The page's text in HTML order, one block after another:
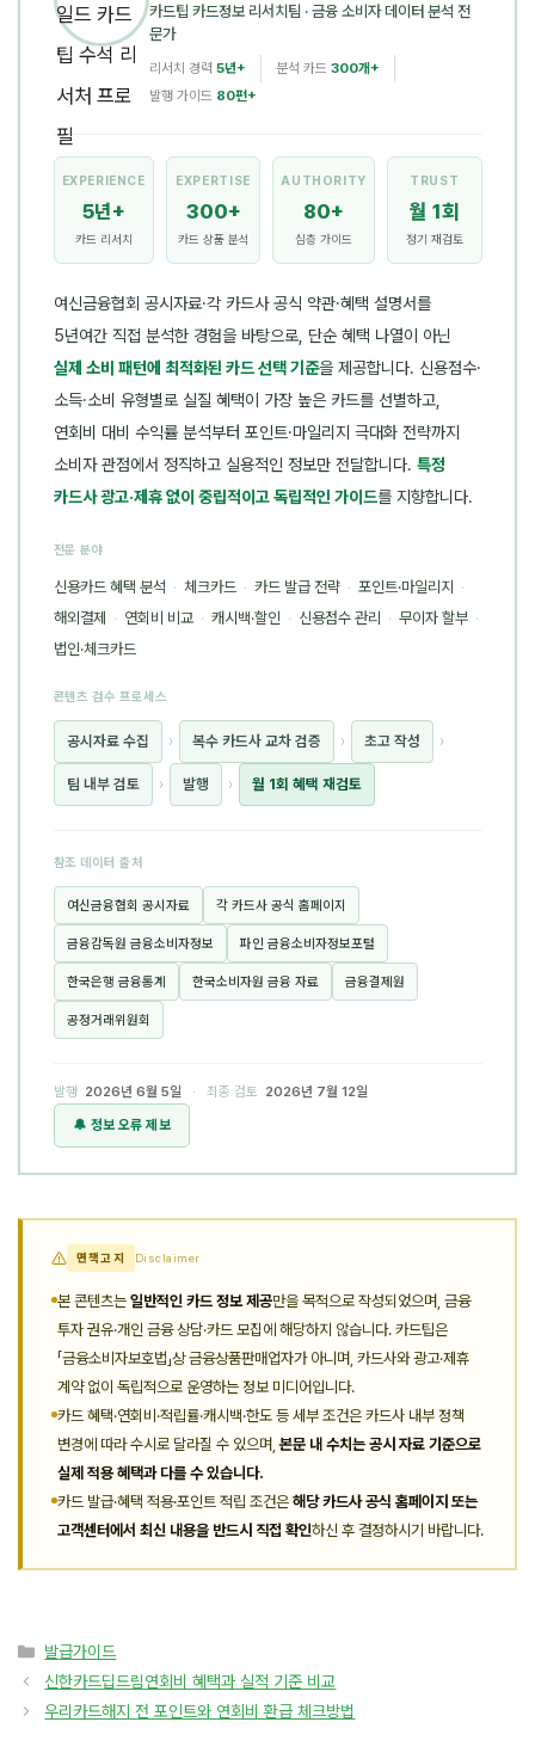
카드팁 카드정보 리서치팀 · 금융 소비자 데이터 분석 전
문가
리서치 경력 5년+ 분석 카드 300개+
발행 가이드 80편+
EXPERIENCE
5년+
카드 리서치
EXPERTISE
300+
카드 상품 분석
AUTHORITY
80+
심층 가이드
TRUST
월 1회
정기 재검토
여신금융협회 공시자료·각 카드사 공식 약관·혜택 설명서를
5년여간 직접 분석한 경험을 바탕으로, 단순 혜택 나열이 아닌
실제 소비 패턴에 최적화된 카드 선택 기준을 제공합니다. 신용점수·
소득·소비 유형별로 실질 혜택이 가장 높은 카드를 선별하고,
연회비 대비 수익률 분석부터 포인트·마일리지 극대화 전략까지
소비자 관점에서 정직하고 실용적인 정보만 전달합니다. 특정
카드사 광고·제휴 없이 중립적이고 독립적인 가이드를 지향합니다.
전문 분야
신용카드 혜택 분석 · 체크카드 · 카드 발급 전략 · 포인트·마일리지 ·
해외결제 · 연회비 비교 · 캐시백·할인 · 신용점수 관리 · 무이자 할부 ·
법인·체크카드
콘텐츠 검수 프로세스
공시자료 수집 › 복수 카드사 교차 검증 › 초고 작성 ›
팀 내부 검토 › 발행 › 월 1회 혜택 재검토
참조 데이터 출처
여신금융협회 공시자료 각 카드사 공식 홈페이지
금융감독원 금융소비자정보 파인 금융소비자정보포털
한국은행 금융통계 한국소비자원 금융 자료 금융결제원
공정거래위원회
발행 2026년 6월 5일 · 최종 검토 2026년 7월 12일
🔔 정보 오류 제보
면책고지 Disclaimer
본 콘텐츠는 일반적인 카드 정보 제공만을 목적으로 작성되었으며, 금융
투자 권유·개인 금융 상담·카드 모집에 해당하지 않습니다. 카드팁은
「금융소비자보호법」상 금융상품판매업자가 아니며, 카드사와 광고·제휴
계약 없이 독립적으로 운영하는 정보 미디어입니다.
카드 혜택·연회비·적립률·캐시백·한도 등 세부 조건은 카드사 내부 정책
변경에 따라 수시로 달라질 수 있으며,본문 내 수치는 공시 자료 기준으로
실제 적용 혜택과 다를 수 있습니다.
카드 발급·혜택 적용·포인트 적립 조건은 해당 카드사 공식 홈페이지 또는
고객센터에서 최신 내용을 반드시 직접 확인하신 후 결정하시기 바랍니다.
카
테
리
발급가이드
신한카드딥드림연회비 혜택과 실적 기준 비교
우리카드해지 전 포인트와 연회비 환급 체크방법